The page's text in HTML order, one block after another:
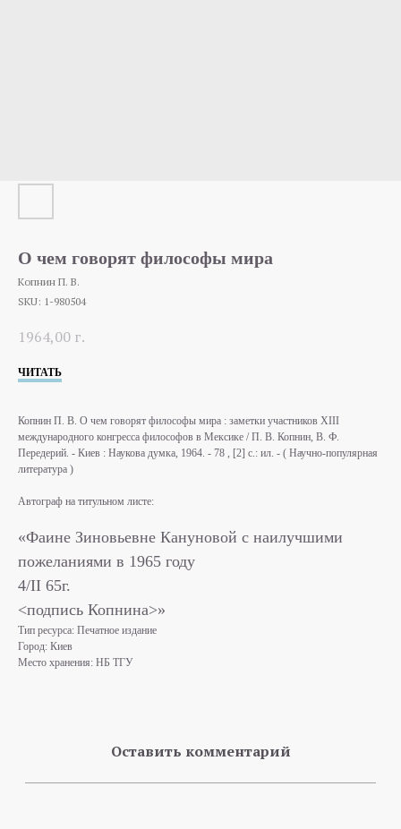
О чем говорят философы мира
Копнин П. В.
SKU: 1-980504
1964,00 г.
ЧИТАТЬ
Копнин П. В. О чем говорят философы мира : заметки участников XIII
международного конгресса философов в Мексике / П. В. Копнин, В. Ф.
Передерий. - Киев : Наукова думка, 1964. - 78 , [2] с.: ил. - ( Научно-популярная
литература )
Автограф на титульном листе:
«Фаине Зиновьевне Кануновой с наилучшими
пожеланиями в 1965 году
4/II 65г.
<подпись Копнина>»
Тип ресурса: Печатное издание
Город: Киев
Место хранения: НБ ТГУ
Оставить комментарий